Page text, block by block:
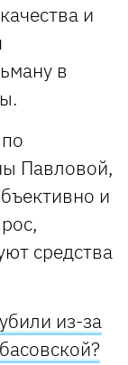
и
в
Павловой,
и
средства
из-за